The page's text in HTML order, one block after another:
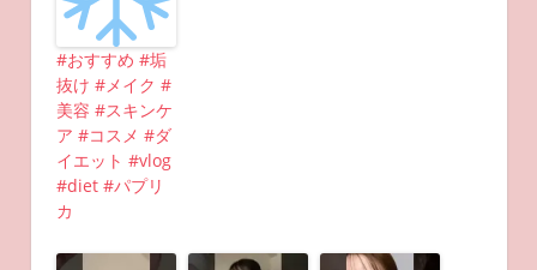
#おすすめ #垢
抜け #メイク #
美容 #スキンケ
ア #コスメ #ダ
イエット #vlog
#diet #パプリ
カ